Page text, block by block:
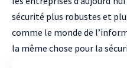
sécurité plus robustes et
comme le monde de
la même chose pour la